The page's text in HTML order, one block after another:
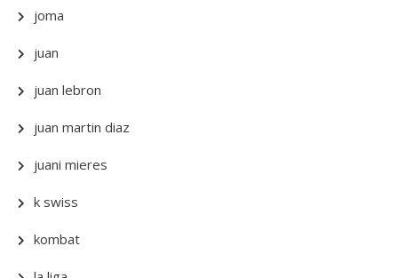
joma
juan
juan lebron
juan martin diaz
juani mieres
k swiss
kombat